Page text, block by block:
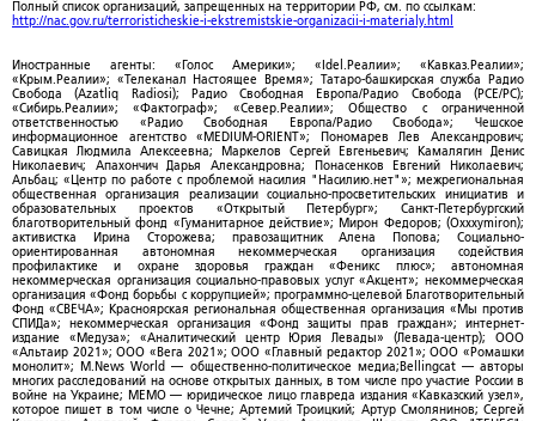
Полный список организаций, запрещенных на территории РФ, см. по ссылкам:
http://nac.gov.ru/terroristicheskie-i-ekstremistskie-organizacii-i-materialy.html
Иностранные агенты: «Голос Америки»; «Idel.Реалии»; «Кавказ.Реалии»;
«Крым.Реалии»; «Телеканал Настоящее Время»; Татаро-башкирская служба Радио
Свобода (Azatliq Radiosi); Радио Свободная Европа/Радио Свобода (PCE/PC);
«Сибирь.Реалии»; «Фактограф»; «Север.Реалии»; Общество с ограниченной
ответственностью «Радио Свободная Европа/Радио Свобода»; Чешское
информационное агентство «MEDIUM-ORIENT»; Пономарев Лев Александрович;
Савицкая Людмила Алексеевна; Маркелов Сергей Евгеньевич; Камалягин Денис
Николаевич; Апахончич Дарья Александровна; Понасенков Евгений Николаевич;
Альбац; «Центр по работе с проблемой насилия "Насилию.нет"»; межрегиональная
общественная организация реализации социально-просветительских инициатив и
образовательных проектов «Открытый Петербург»; Санкт-Петербургский
благотворительный фонд «Гуманитарное действие»; Мирон Федоров; (Oxxxymiron);
активистка Ирина Сторожева; правозащитник Алена Попова; Социально-
ориентированная автономная некоммерческая организация содействия
профилактике и охране здоровья граждан «Феникс плюс»; автономная
некоммерческая организация социально-правовых услуг «Акцент»; некоммерческая
организация «Фонд борьбы с коррупцией»; программно-целевой Благотворительный
Фонд «СВЕЧА»; Красноярская региональная общественная организация «Мы против
СПИДа»; некоммерческая организация «Фонд защиты прав граждан»; интернет-
издание «Медуза»; «Аналитический центр Юрия Левады» (Левада-центр); ООО
«Альтаир 2021»; ООО «Вега 2021»; ООО «Главный редактор 2021»; ООО «Ромашки
монолит»; M.News World — общественно-политическое медиа;Bellingcat — авторы
многих расследований на основе открытых данных, в том числе про участие России в
войне на Украине; МЕМО — юридическое лицо главреда издания «Кавказский узел»,
которое пишет в том числе о Чечне; Артемий Троицкий; Артур Смолянинов; Сергей